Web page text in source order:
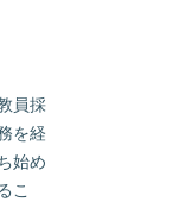
員採
を経
始め
こ